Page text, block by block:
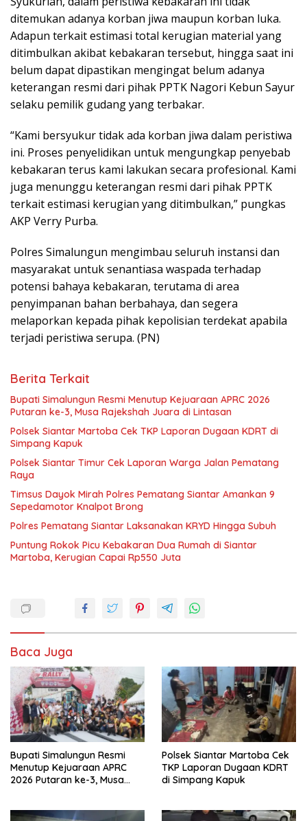
ditemukan adanya korban jiwa maupun korban luka.
Adapun terkait estimasi total kerugian material yang
ditimbulkan akibat kebakaran tersebut, hingga saat ini
belum dapat dipastikan mengingat belum adanya
keterangan resmi dari pihak PPTK Nagori Kebun Sayur
selaku pemilik gudang yang terbakar.
“Kami bersyukur tidak ada korban jiwa dalam peristiwa
ini. Proses penyelidikan untuk mengungkap penyebab
kebakaran terus kami lakukan secara profesional. Kami
juga menunggu keterangan resmi dari pihak PPTK
terkait estimasi kerugian yang ditimbulkan,” pungkas
AKP Verry Purba.
Polres Simalungun mengimbau seluruh instansi dan
masyarakat untuk senantiasa waspada terhadap
potensi bahaya kebakaran, terutama di area
penyimpanan bahan berbahaya, dan segera
melaporkan kepada pihak kepolisian terdekat apabila
terjadi peristiwa serupa. (PN)
Berita Terkait
Bupati Simalungun Resmi Menutup Kejuaraan APRC 2026
Putaran ke-3, Musa Rajekshah Juara di Lintasan
Polsek Siantar Martoba Cek TKP Laporan Dugaan KDRT di
Simpang Kapuk
Polsek Siantar Timur Cek Laporan Warga Jalan Pematang
Raya
Timsus Dayok Mirah Polres Pematang Siantar Amankan 9
Sepedamotor Knalpot Brong
Polres Pematang Siantar Laksanakan KRYD Hingga Subuh
Puntung Rokok Picu Kebakaran Dua Rumah di Siantar
Martoba, Kerugian Capai Rp550 Juta
Baca Juga
Bupati Simalungun Resmi
Menutup Kejuaraan APRC
2026 Putaran ke-3, Musa
Polsek Siantar Martoba Cek
TKP Laporan Dugaan KDRT
di Simpang Kapuk